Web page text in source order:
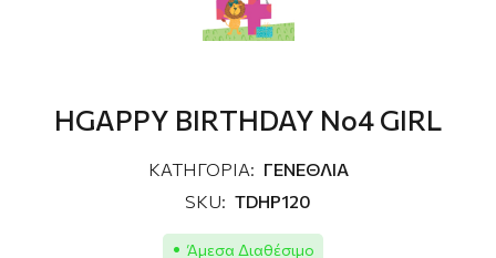
HGAPPY BIRTHDAY No4 GIRL
ΚΑΤΗΓΟΡΙΑ: ΓΕΝΕΘΛΙΑ
SKU: TDHP120
Άμεσα Διαθέσιμο